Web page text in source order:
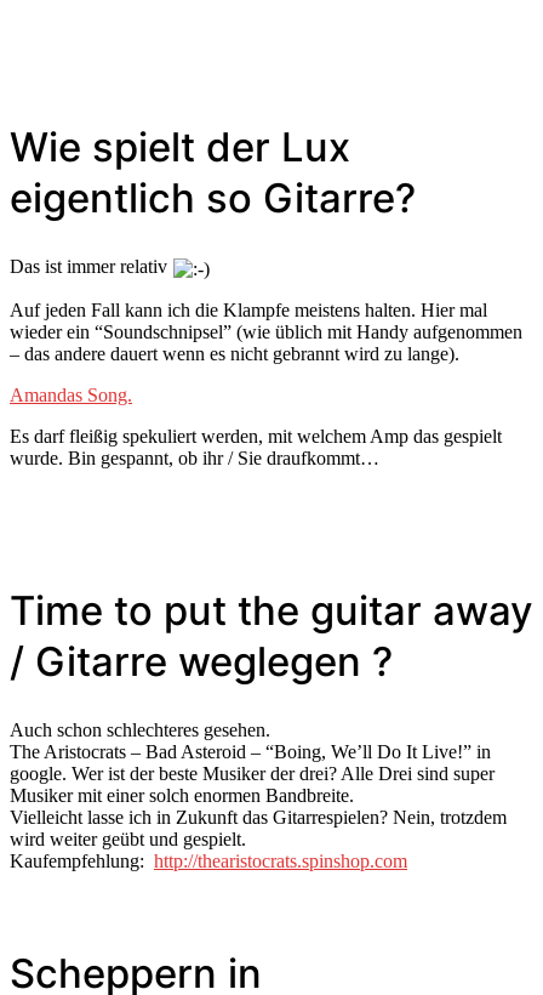
Wie spielt der Lux
eigentlich so Gitarre?
Das ist immer relativ
Auf jeden Fall kann ich die Klampfe meistens halten. Hier mal
wieder ein “Soundschnipsel” (wie üblich mit Handy aufgenommen
– das andere dauert wenn es nicht gebrannt wird zu lange).
Amandas Song.
Es darf fleißig spekuliert werden, mit welchem Amp das gespielt
wurde. Bin gespannt, ob ihr / Sie draufkommt…
Time to put the guitar away
/ Gitarre weglegen ?
Auch schon schlechteres gesehen.
The Aristocrats – Bad Asteroid – “Boing, We’ll Do It Live!” in
google. Wer ist der beste Musiker der drei? Alle Drei sind super
Musiker mit einer solch enormen Bandbreite.
Vielleicht lasse ich in Zukunft das Gitarrespielen? Nein, trotzdem
wird weiter geübt und gespielt.
Kaufempfehlung: http://thearistocrats.spinshop.com
Scheppern in